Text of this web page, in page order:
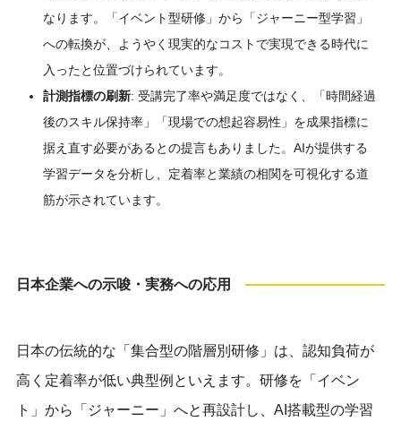
なります。「イベント型研修」から「ジャーニー型学習」
への転換が、ようやく現実的なコストで実現できる時代に
入ったと位置づけられています。
計測指標の刷新: 受講完了率や満足度ではなく、「時間経過
後のスキル保持率」「現場での想起容易性」を成果指標に
据え直す必要があるとの提言もありました。AIが提供する
学習データを分析し、定着率と業績の相関を可視化する道
筋が示されています。
日本企業への示唆・実務への応用
日本の伝統的な「集合型の階層別研修」は、認知負荷が
高く定着率が低い典型例といえます。研修を「イベン
ト」から「ジャーニー」へと再設計し、AI搭載型の学習